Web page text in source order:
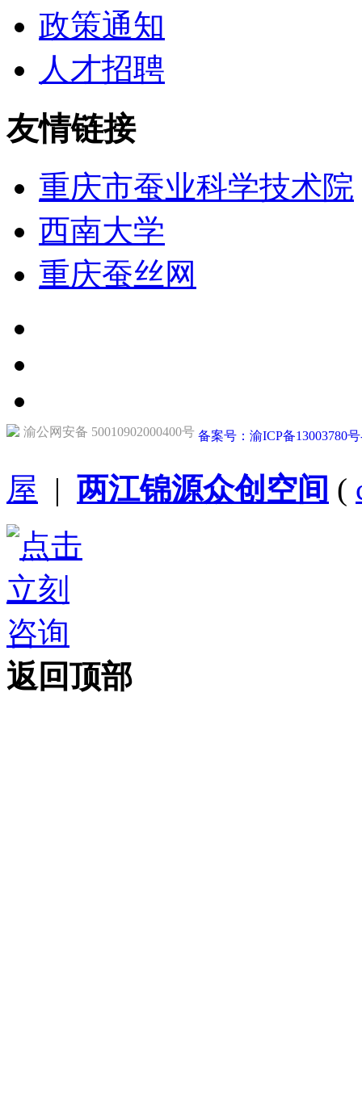
政策通知
人才招聘
友情链接
重庆市蚕业科学技术院
西南大学
重庆蚕丝网
渝公网安备 50010902000400号 备案号：渝ICP备13003780
屋 | 两江锦源众创空间 (
返回顶部